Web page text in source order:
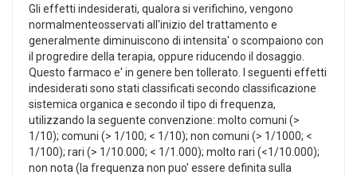
Gli effetti indesiderati, qualora si verifichino, vengono
normalmenteosservati all'inizio del trattamento e
generalmente diminuiscono di intensita' o scompaiono con
il progredire della terapia, oppure riducendo il dosaggio.
Questo farmaco e' in genere ben tollerato. I seguenti effetti
indesiderati sono stati classificati secondo classificazione
sistemica organica e secondo il tipo di frequenza,
utilizzando la seguente convenzione: molto comuni (>
1/10); comuni (> 1/100; < 1/10); non comuni (> 1/1000; <
1/100); rari (> 1/10.000; < 1/1.000); molto rari (<1/10.000);
non nota (la frequenza non puo' essere definita sulla